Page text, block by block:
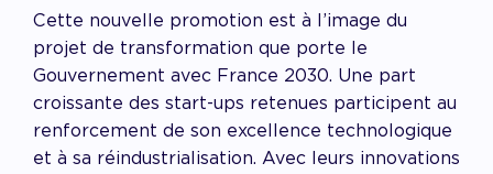
Cette nouvelle promotion est à l’image du
projet de transformation que porte le
Gouvernement avec France 2030. Une part
croissante des start-ups retenues participent au
renforcement de son excellence technologique
et à sa réindustrialisation. Avec leurs innovations